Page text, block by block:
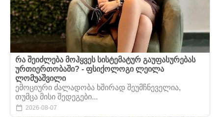
რა შეიძლება მოჰყვეს სისტემატურ გაუფასურებას
ურთიერთობაში? - ფსიქოლოგი ლეილა
ლომუაშვილი
ემოციური ძალადობა ხშირად შეუმჩნეველია,
თუმცა მისი შედეგები...
2026-08-07